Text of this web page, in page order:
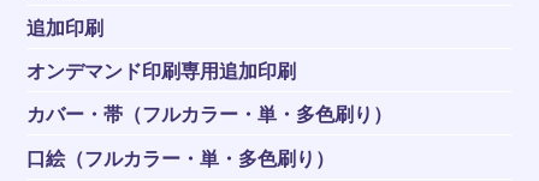
追加印刷
オンデマンド印刷専用追加印刷
カバー・帯（フルカラー・単・多色刷り）
口絵（フルカラー・単・多色刷り）